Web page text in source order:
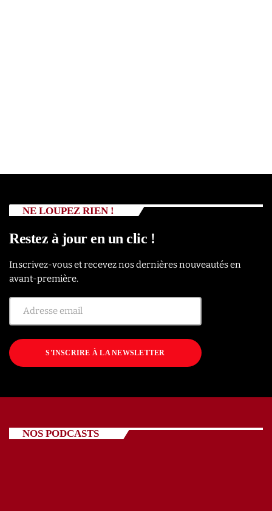
NE LOUPEZ RIEN !
Restez à jour en un clic !
Inscrivez-vous et recevez nos dernières nouveautés en
avant-première.
S'INSCRIRE À LA NEWSLETTER
NOS PODCASTS